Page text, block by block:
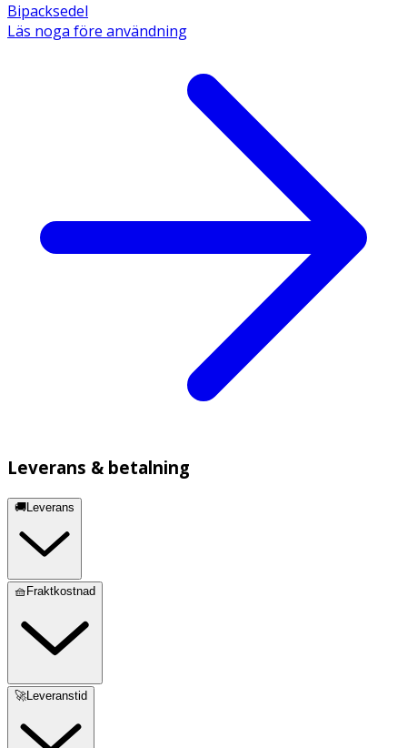
Bipacksedel
Läs noga före användning
Leverans & betalning
🚚Leverans
🧺Fraktkostnad
🚀Leveranstid